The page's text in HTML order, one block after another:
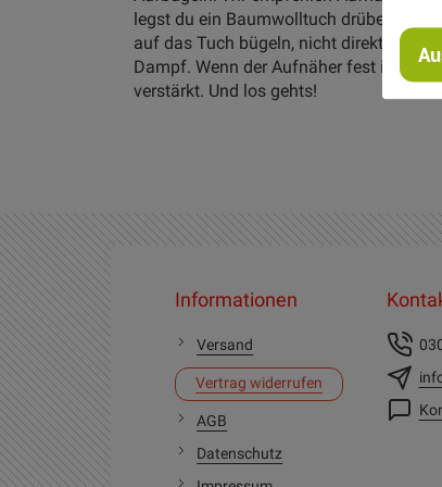
legst du ein Baumwolltuch drüber und
auf das Tuch bügeln, nicht direkt auf
Dampf. Wenn der Aufnäher fest ist,
verstärkt. Und los gehts!
Informationen
Versand
Vertrag widerrufen
AGB
Datenschutz